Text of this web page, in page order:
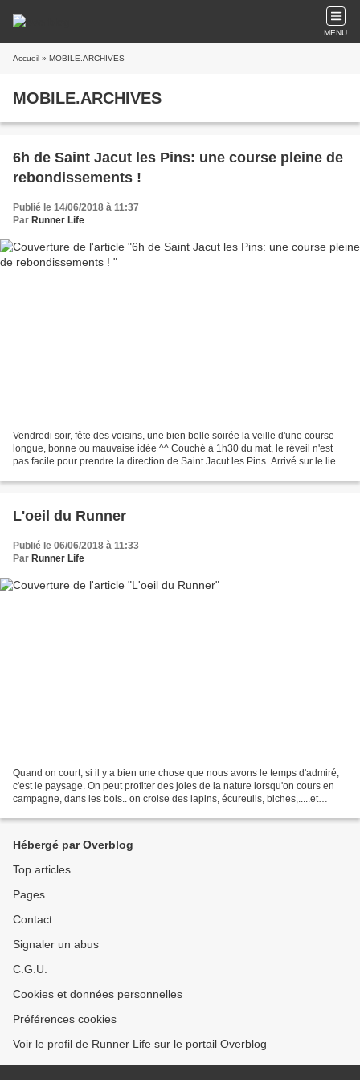
MENU
Accueil » MOBILE.ARCHIVES
MOBILE.ARCHIVES
6h de Saint Jacut les Pins: une course pleine de
rebondissements !
Publié le 14/06/2018 à 11:37
Par Runner Life
Vendredi soir, fête des voisins, une bien belle soirée la veille d'une course
longue, bonne ou mauvaise idée ^^ Couché à 1h30 du mat, le réveil n'est
pas facile pour prendre la direction de Saint Jacut les Pins. Arrivé sur le lieu
L'oeil du Runner
Publié le 06/06/2018 à 11:33
Par Runner Life
Quand on court, si il y a bien une chose que nous avons le temps d'admiré,
c'est le paysage. On peut profiter des joies de la nature lorsqu'on cours en
campagne, dans les bois.. on croise des lapins, écureuils, biches,.....et
Hébergé par Overblog
Top articles
Pages
Contact
Signaler un abus
C.G.U.
Cookies et données personnelles
Préférences cookies
Voir le profil de Runner Life sur le portail Overblog